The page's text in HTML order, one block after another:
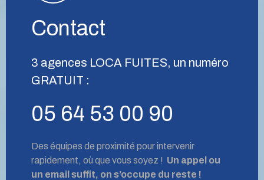
Contact
3 agences LOCA FUITES, un numéro
GRATUIT :
05 64 53 00 90
Des équipes de proximité pour intervenir
rapidement, où que vous soyez ! Un appel ou
un email suffit, on s’occupe du reste !